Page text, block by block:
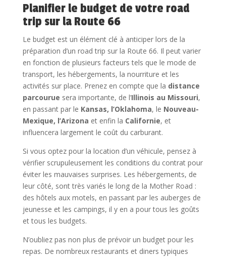
Planifier le budget de votre road
trip sur la Route 66
Le budget est un élément clé à anticiper lors de la
préparation d’un road trip sur la Route 66. Il peut varier
en fonction de plusieurs facteurs tels que le mode de
transport, les hébergements, la nourriture et les
activités sur place. Prenez en compte que la distance
parcourue sera importante, de l’Illinois au Missouri,
en passant par le Kansas, l’Oklahoma, le Nouveau-
Mexique, l’Arizona et enfin la Californie, et
influencera largement le coût du carburant.
Si vous optez pour la location d’un véhicule, pensez à
vérifier scrupuleusement les conditions du contrat pour
éviter les mauvaises surprises. Les hébergements, de
leur côté, sont très variés le long de la Mother Road :
des hôtels aux motels, en passant par les auberges de
jeunesse et les campings, il y en a pour tous les goûts
et tous les budgets.
N’oubliez pas non plus de prévoir un budget pour les
repas. De nombreux restaurants et diners typiques